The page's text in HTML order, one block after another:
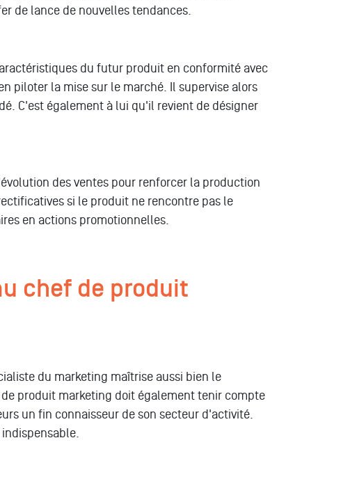
de lance de nouvelles tendances.
du futur produit en conformité avec
piloter la mise sur le marché. Il supervise alors
C'est également à lui qu'il revient de désigner
des ventes pour renforcer la production
si le produit ne rencontre pas le
en actions promotionnelles.
chef de produit
du marketing maîtrise aussi bien le
produit marketing doit également tenir compte
un fin connaisseur de son secteur d'activité.